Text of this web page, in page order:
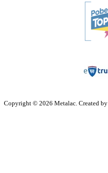
Copyright © 2026 Metalac. Created by